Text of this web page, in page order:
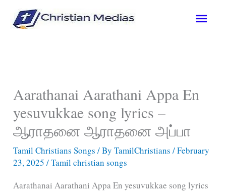
Main
Aarathanai Aarathani Appa En
yesuvukkae song lyrics –
ஆராதனை ஆராதனை அப்பா
Tamil Christians Songs / ByTamilChristians/February
23, 2025/Tamil christian songs
Aarathanai Aarathani Appa En yesuvukkae song lyrics